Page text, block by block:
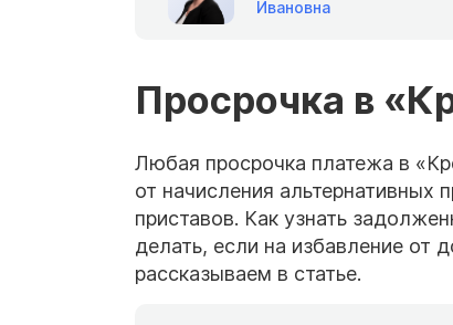
Ивановна
Просрочка в
Любая просрочка платежа в
от начисления альтернативных
приставов. Как узнать
делать, если на избавление от
рассказываем в статье.